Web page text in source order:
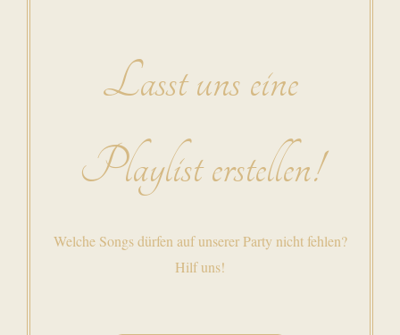
Lasst uns eine
Playlist erstellen!
Welche Songs dürfen auf unserer Party nicht fehlen?
Hilf uns!